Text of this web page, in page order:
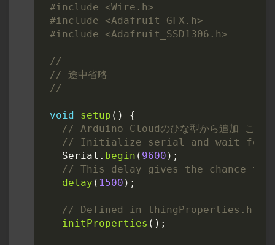
#include
<Wire.h>
#include
<Adafruit_GFX.h>
#include
<Adafruit_SSD1306.h>
void setup () {
Serial . begin ( 9600 );
delay ( 1500 );
initProperties ();